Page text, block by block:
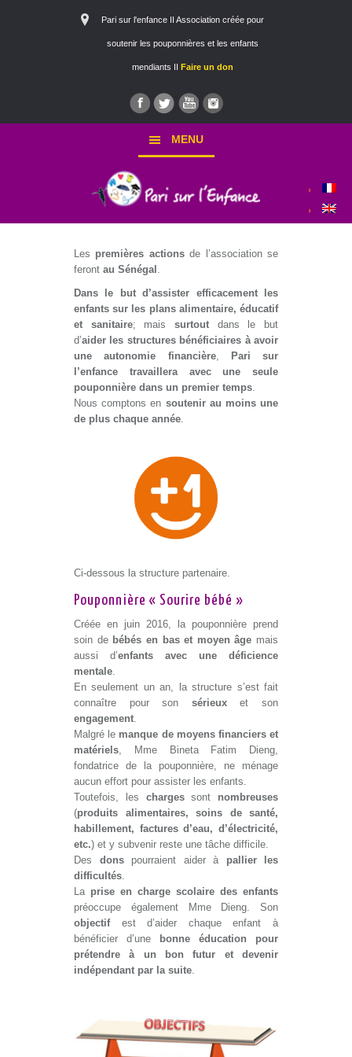
Pari sur l'enfance II Association créée pour
soutenir les pouponnières et les enfants
mendiants II Faire un don
MENU
Les premières actionsde l’association se
feront au Sénégal .
Dans le but d’assister efficacement les
enfants sur les plans alimentaire, éducatif
et sanitaire; maissurtout dans le but
d’aider les structures bénéficiaires à avoir
une autonomie financière,
Pari sur
l’enfance travaillera avec une seule
pouponnière dans un premier temps.
Nous comptons en soutenir au moins une
de plus chaque année.
Ci-dessous la structure partenaire.
Pouponnière « Sourire bébé »
Créée en juin 2016, la pouponnière prend
soin de bébés en bas et moyen âge mais
aussi d’enfants avec une déficience
mentale.
En seulement un an, la structure s’est fait
connaître pour son sérieuxet son
engagement.
Malgré le manque de moyens financiers et
matériels, Mme Bineta Fatim Dieng,
fondatrice de la pouponnière, ne ménage
aucun effort pour assister les enfants.
Toutefois, les chargessont nombreuses
(produits alimentaires, soins de santé,
habillement, factures d’eau, d’électricité,
etc.) et y subvenir reste une tâche difficile.
Des donspourraient aider à pallier les
difficultés.
La prise en charge scolaire des enfants
préoccupe également Mme Dieng. Son
objectifest d’aider chaque enfant à
bénéficier d’une
bonne éducation pour
prétendre à un bon futur et devenir
indépendant par la suite.